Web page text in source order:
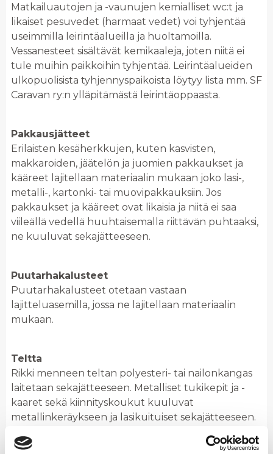
Matkailuautojen ja -vaunujen kemialliset wc:t ja
likaiset pesuvedet (harmaat vedet) voi tyhjentää
useimmilla leirintäalueilla ja huoltamoilla.
Vessanesteet sisältävät kemikaaleja, joten niitä ei
tule muihin paikkoihin tyhjentää. Leirintäalueiden
ulkopuolisista tyhjennyspaikoista löytyy lista mm. SF
Caravan ry:n ylläpitämästä leirintäoppaasta.
Pakkausjätteet
Erilaisten kesäherkkujen, kuten kasvisten,
makkaroiden, jäätelön ja juomien pakkaukset ja
kääreet lajitellaan materiaalin mukaan joko lasi-,
metalli-, kartonki- tai muovipakkauksiin. Jos
pakkaukset ja kääreet ovat likaisia ja niitä ei saa
viileällä vedellä huuhtaisemalla riittävän puhtaaksi,
ne kuuluvat sekajätteeseen.
Puutarhakalusteet
Puutarhakalusteet otetaan vastaan
lajitteluasemilla, jossa ne lajitellaan materiaalin
mukaan.
Teltta
Rikki menneen teltan polyesteri- tai nailonkangas
laitetaan sekajätteeseen. Metalliset tukikepit ja -
kaaret sekä kiinnityskoukut kuuluvat
metallinkeräykseen ja lasikuituiset sekajätteeseen.
lajitellaan teltta kokonaisuudessaan